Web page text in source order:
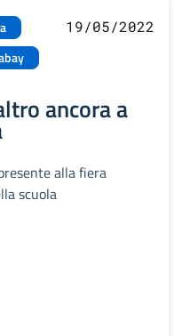
19/05/2022
ancora a
alla fiera
scuola